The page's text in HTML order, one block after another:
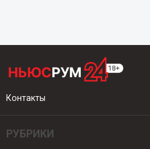
Контакты
РУБРИКИ